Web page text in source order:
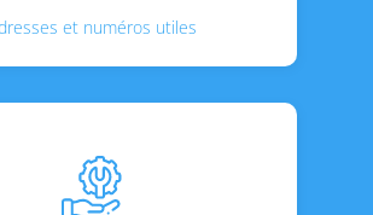
et numéros utiles